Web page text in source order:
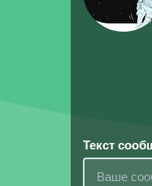
Текст